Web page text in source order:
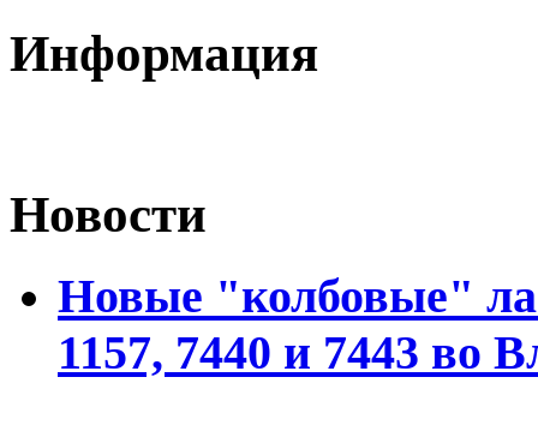
Информация
Новости
Новые "колбовые"
1157, 7440 и 7443 во